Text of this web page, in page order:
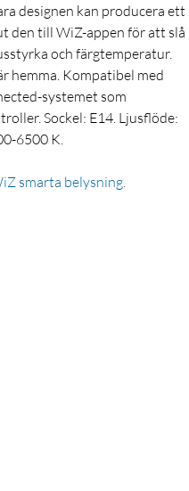
designen kan producera ett
den till WiZ-appen för att slå
och färgtemperatur.
hemma. Kompatibel med
systemet som
Sockel: E14. Ljusflöde:
6500 K.
smarta belysning.